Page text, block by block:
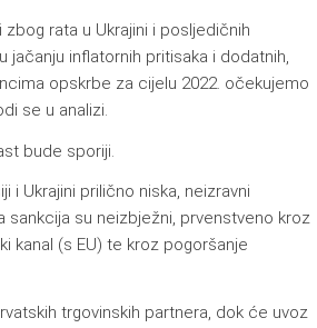
rata u Ukrajini i posljedičnih
inflatornih pritisaka i dodatnih,
opskrbe za cijelu 2022. očekujemo
se u analizi.
bude sporiji.
i Ukrajini prilično niska, neizravni
sankcija su neizbježni, prvenstveno kroz
kanal (s EU) te kroz pogoršanje
trgovinskih partnera, dok će uvoz